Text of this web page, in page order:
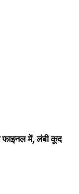
फाइनल में, लंबी कूद